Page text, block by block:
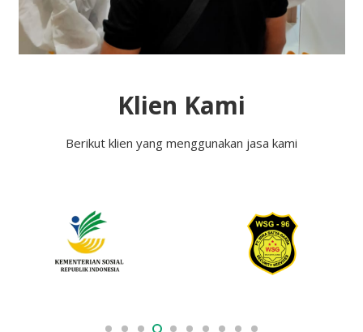
Klien Kami
Berikut klien yang menggunakan jasa kami